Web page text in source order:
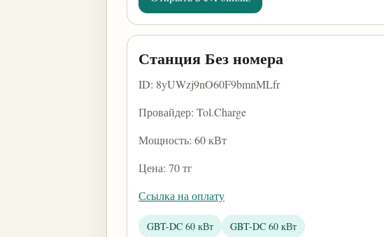
Станция Без номера
ID: 8yUWzj9nO60F9bmnMLfr
Провайдер: Tol.Charge
Мощность: 60 кВт
Цена: 70 тг
Ссылка на оплату
GBT-DC 60 кВт GBT-DC 60 кВт